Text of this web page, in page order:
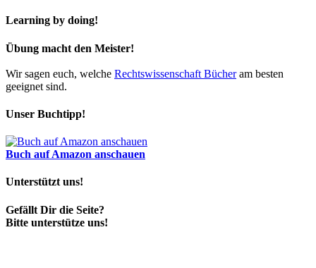
Learning by doing!
Übung macht den Meister!
Wir sagen euch, welche Rechtswissenschaft Bücheram besten
geeignet sind.
Unser Buchtipp!
Buch auf Amazon anschauen
Unterstützt uns!
Gefällt Dir die Seite?
Bitte unterstütze uns!